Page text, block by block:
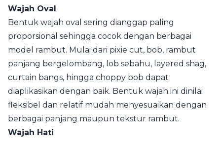
Wajah Oval
Bentuk wajah oval sering dianggap paling
proporsional sehingga cocok dengan berbagai
model rambut. Mulai dari pixie cut, bob, rambut
panjang bergelombang, lob sebahu, layered shag,
curtain bangs, hingga choppy bob dapat
diaplikasikan dengan baik. Bentuk wajah ini dinilai
fleksibel dan relatif mudah menyesuaikan dengan
berbagai panjang maupun tekstur rambut.
Wajah Hati